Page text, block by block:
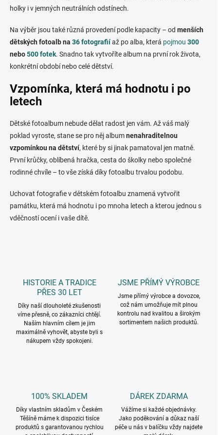
holky i v jemných neutrálních odstínech.
Na výběr jsou také různá provedení podle kapacity – od menších
dětských fotoalb na 36 fotografiíaž po alba, která pojmou 300
nebo500 fotek. Snadno tak vytvoříte album na první rok života,
konkrétní období nebo celé dětství.
Vzpomínka, která má hodnotu i po
letech
Dětské fotoalbum nebude dělat radost jen vám. Až váš malý
poklad vyroste, stane se pro něj albumnenahraditelnou
vzpomínkou na dětství, které by si jinak pamatoval jen matně.
První krůčky, oblíbená hračka, cesta do školky nebo společné
rodinné chvíle – to vše získá díky fotoalbu trvalou podobu.
Uchovat fotografie v dětském fotoalbu znamená vytvořit
památku, která má hodnotu i po mnoha letech a kterou jednou s
vděčností ocení i vaše dítě.
HISTORIE A TRADICE
PŘES 30 LET
Díky naší dlouholeté zkušenosti
víme přesně, co zákazníci chtějí.
Naším hlavním cílem je jim
maximálně vyhovět, abyste byli s
nákupem vždy spokojeni.
JSME PŘÍMÝ VÝROBCE
Jsme přímý výrobce a dovozce,
což nám umožňuje mít plnou
kontrolu nad kvalitou a širokým
sortimentem našich produktů.
100% SKLADEM
Díky vlastním skladům v Českém
Těšíně máme k dispozici tisíce
produktů s garantovanou rychlou
DÁREK ZDARMA
Vážíme si každé objednávky.
Jako poděkování a důkaz naší
péče u nás v balíčku vždy najdete